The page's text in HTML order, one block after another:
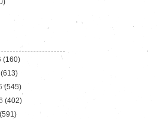
(160)
(613)
(545)
(402)
(591)